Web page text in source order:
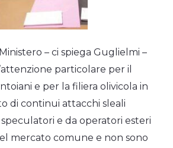
– ci spiega Guglielmi –
particolare per il
e per la filiera olivicola in
di continui attacchi sleali
e da operatori esteri
mercato comune e non sono